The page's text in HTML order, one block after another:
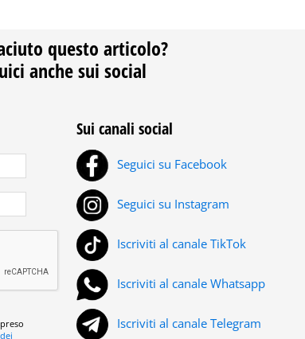
questo articolo?
anche sui social
Sui canali social
Seguici su Facebook
Seguici su Instagram
Iscriviti al canale TikTok
Iscriviti al canale Whatsapp
Iscriviti al canale Telegram